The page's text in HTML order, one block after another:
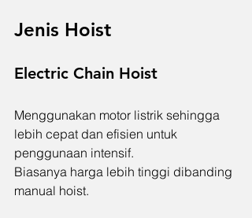
Jenis Hoist
Electric Chain Hoist
Menggunakan motor listrik sehingga
lebih cepat dan efisien untuk
penggunaan intensif.
Biasanya harga lebih tinggi dibanding
manual hoist.